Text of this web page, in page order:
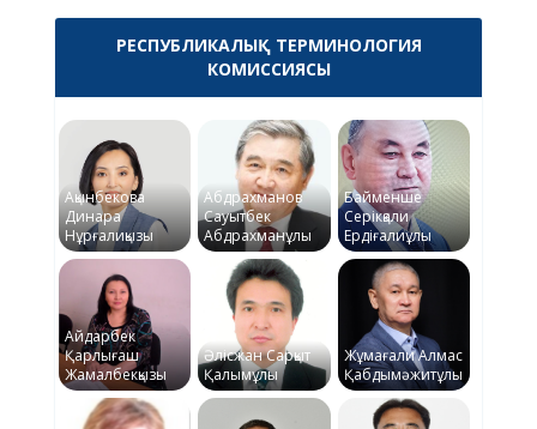
РЕСПУБЛИКАЛЫҚ ТЕРМИНОЛОГИЯ
КОМИССИЯСЫ
Ақынбекова
Динара
Нұрғалиқызы
Абдрахманов
Сауытбек
Абдрахманұлы
Байменше
Серікқали
Ердіғалиұлы
Айдарбек
Қарлығаш
Жамалбекқызы
Әлісжан Сарқыт
Қалымұлы
Жұмағали Алмас
Қабдымәжитұлы